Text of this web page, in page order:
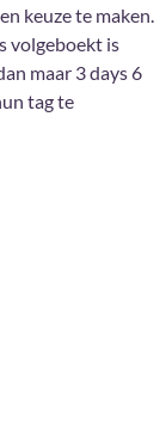
keuze te maken.
volgeboekt is
maar 3 days 6
tag te